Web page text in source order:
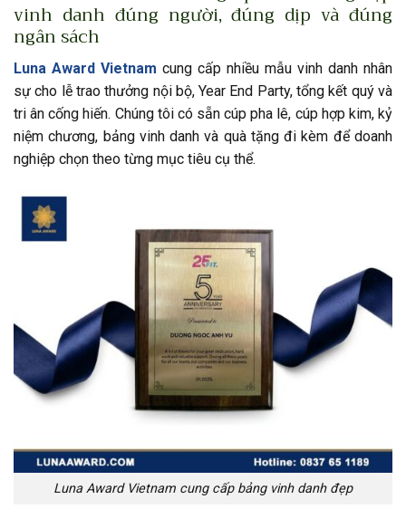
vinh danh đúng người, đúng dịp và đúng
ngân sách
Luna Award Vietnam cung cấp nhiều mẫu vinh danh nhân
sự cho lễ trao thưởng nội bộ, Year End Party, tổng kết quý và
tri ân cống hiến. Chúng tôi có sẵn cúp pha lê, cúp hợp kim, kỷ
niệm chương, bảng vinh danh và quà tặng đi kèm để doanh
nghiệp chọn theo từng mục tiêu cụ thể.
Luna Award Vietnam cung cấp bảng vinh danh đẹp